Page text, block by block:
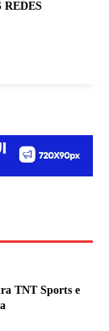
REDES
TNT Sports e